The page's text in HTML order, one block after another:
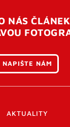
NÁS
NAPIŠTE NÁM
AKTUALITY